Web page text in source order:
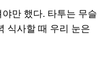
만 했다. 타투는 무슬
식사할 때 우리 눈은